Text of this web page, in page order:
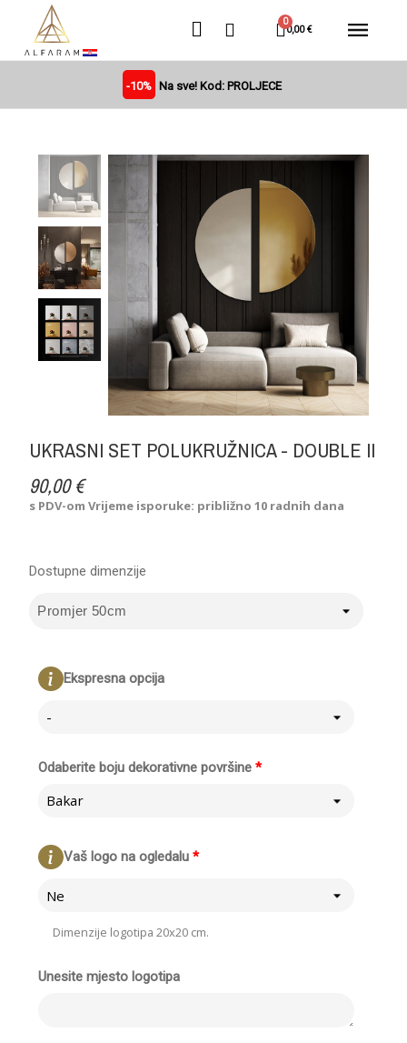
0,00 €
-10% Na sve! Kod: PROLJECE
UKRASNI SET POLUKRUŽNICA - DOUBLE II
90,00 €
s PDV-omVrijeme isporuke: približno 10 radnih dana
Ekspresna opcija
-
*
Odaberite boju dekorativne površine
Bakar
*
Vaš logo na ogledalu
Ne
Dimenzije logotipa 20x20 cm.
Unesite mjesto logotipa
Dostupne dimenzije